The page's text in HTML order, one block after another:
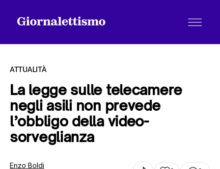
Tutti gli articoli
Chi siamo
ATTUALITÀ
La legge sulle telecamere
negli asili non prevede
l’obbligo della video-
sorveglianza
Enzo Boldi